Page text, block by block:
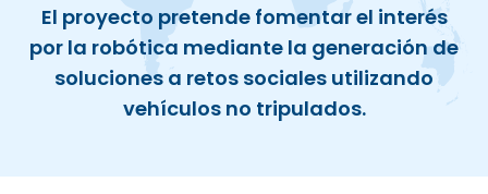
El proyecto pretende fomentar el interés
por la robótica mediante la generación de
soluciones a retos sociales utilizando
vehículos no tripulados.